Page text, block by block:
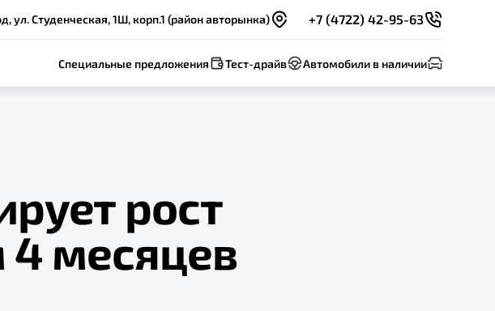
ул. Студенческая, 1Ш, корп.1 (район авторынка) +7 (4722) 42-95-63
Специальные предложения Тест-драйв Автомобили в наличии
рост
4 месяцев